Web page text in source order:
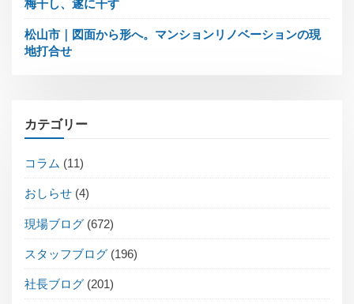
梅干し、遂に干す
松山市｜図面から形へ。マンションリノベーションの現
地打合せ
カテゴリー
コラム (11)
おしらせ (4)
現場ブログ (672)
スタッフブログ (196)
社長ブログ (201)